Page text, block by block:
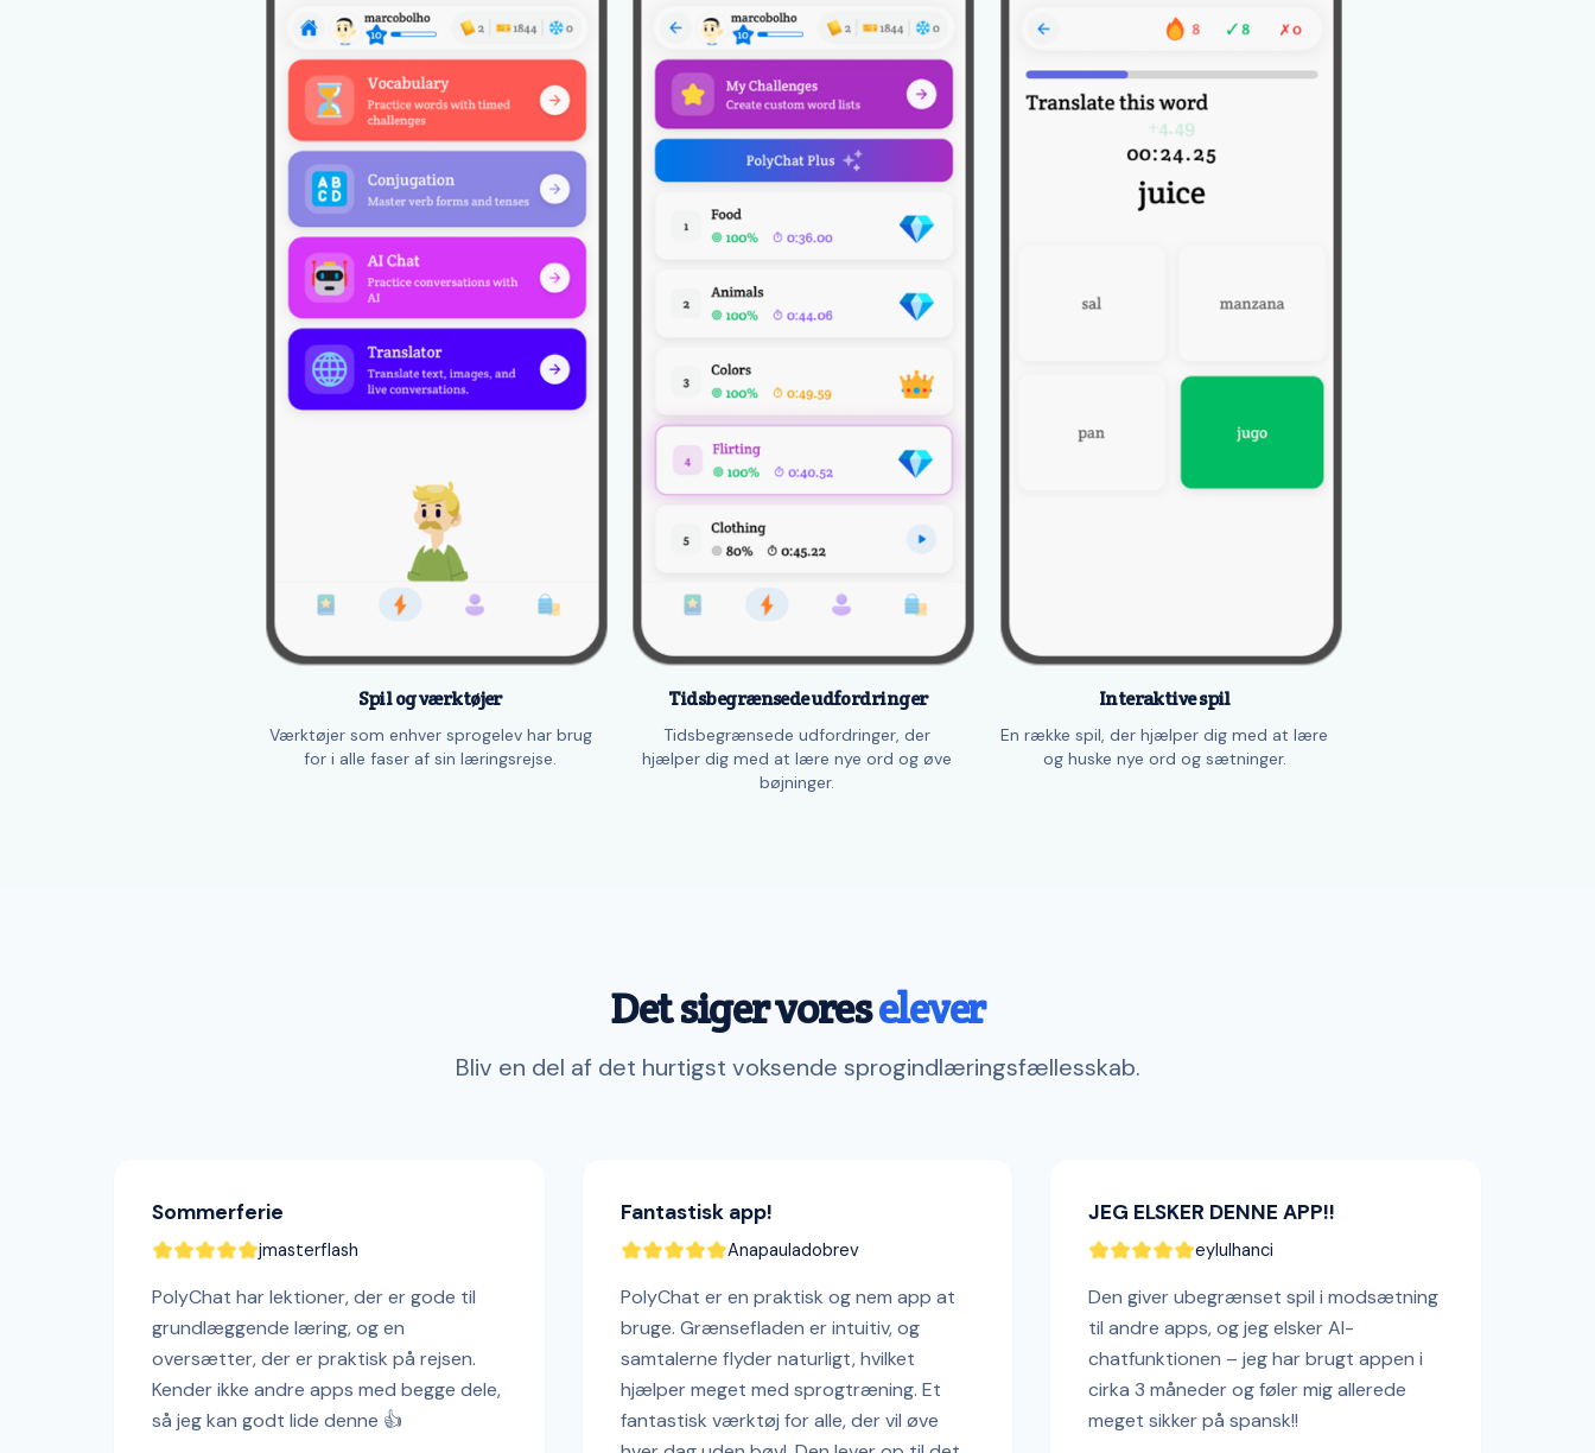
Spil og værktøjer
Værktøjer som enhver sprogelev har brug
for i alle faser af sin læringsrejse.
Tidsbegrænsede udfordringer
Tidsbegrænsede udfordringer, der
hjælper dig med at lære nye ord og øve
bøjninger.
Interaktive spil
En række spil, der hjælper dig med at lære
og huske nye ord og sætninger.
Det siger voreselever
Bliv en del af det hurtigst voksende sprogindlæringsfællesskab.
Sommerferie
jmasterflash
PolyChat har lektioner, der er gode til
grundlæggende læring, og en
oversætter, der er praktisk på rejsen.
Kender ikke andre apps med begge dele,
så jeg kan godt lide denne 👍
Fantastisk app!
Anapauladobrev
PolyChat er en praktisk og nem app at
bruge. Grænsefladen er intuitiv, og
samtalerne flyder naturligt, hvilket
hjælper meget med sprogtræning. Et
fantastisk værktøj for alle, der vil øve
JEG ELSKER DENNE APP!!
eylulhanci
Den giver ubegrænset spil i modsætning
til andre apps, og jeg elsker AI-
chatfunktionen – jeg har brugt appen i
cirka 3 måneder og føler mig allerede
meget sikker på spansk!!